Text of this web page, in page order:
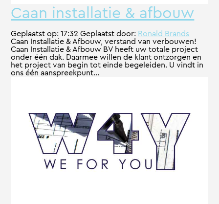
Caan installatie & afbouw
Geplaatst op:17:32Geplaatst door: Ronald Brands
Caan Installatie & Afbouw, verstand van verbouwen!
Caan Installatie & Afbouw BV heeft uw totale project
onder één dak. Daarmee willen de klant ontzorgen en
het project van begin tot einde begeleiden. U vindt in
ons één aanspreekpunt...